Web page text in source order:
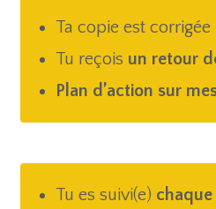
Ta copie est corrigée
Tu reçois un retour
Plan d’action sur
Tu es suivi(e)